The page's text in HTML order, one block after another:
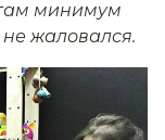
минимум
жаловался.